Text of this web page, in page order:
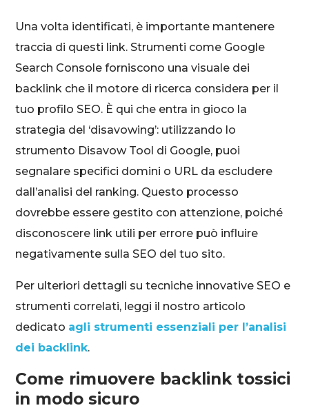
Una volta identificati, è importante mantenere
traccia di questi link. Strumenti come Google
Search Console forniscono una visuale dei
backlink che il motore di ricerca considera per il
tuo profilo SEO. È qui che entra in gioco la
strategia del ‘disavowing’: utilizzando lo
strumento Disavow Tool di Google, puoi
segnalare specifici domini o URL da escludere
dall’analisi del ranking. Questo processo
dovrebbe essere gestito con attenzione, poiché
disconoscere link utili per errore può influire
negativamente sulla SEO del tuo sito.
Per ulteriori dettagli su tecniche innovative SEO e
strumenti correlati, leggi il nostro articolo
dedicato agli strumenti essenziali per l’analisi
dei backlink.
Come rimuovere backlink tossici
in modo sicuro